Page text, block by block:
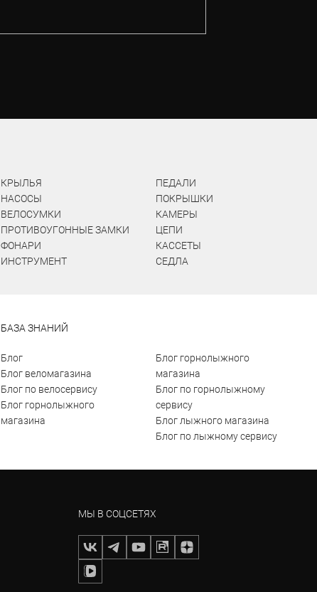
КРЫЛЬЯ
НАСОСЫ
ВЕЛОСУМКИ
ПРОТИВОУГОННЫЕ ЗАМКИ
ФОНАРИ
ИНСТРУМЕНТ
ПЕДАЛИ
ПОКРЫШКИ
КАМЕРЫ
ЦЕПИ
КАССЕТЫ
СЕДЛА
БАЗА ЗНАНИЙ
Блог
Блог веломагазина
Блог по велосервису
Блог горнолыжного
магазина
Блог горнолыжного
магазина
Блог по горнолыжному
сервису
Блог лыжного магазина
Блог по лыжному сервису
МЫ В СОЦСЕТЯХ